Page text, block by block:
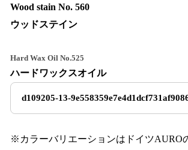
Wood stain No. 560
ウッドステイン
Hard Wax Oil No.525
ハードワックスオイル
d109205-13-
※カラーバリエーションはドイツAURO